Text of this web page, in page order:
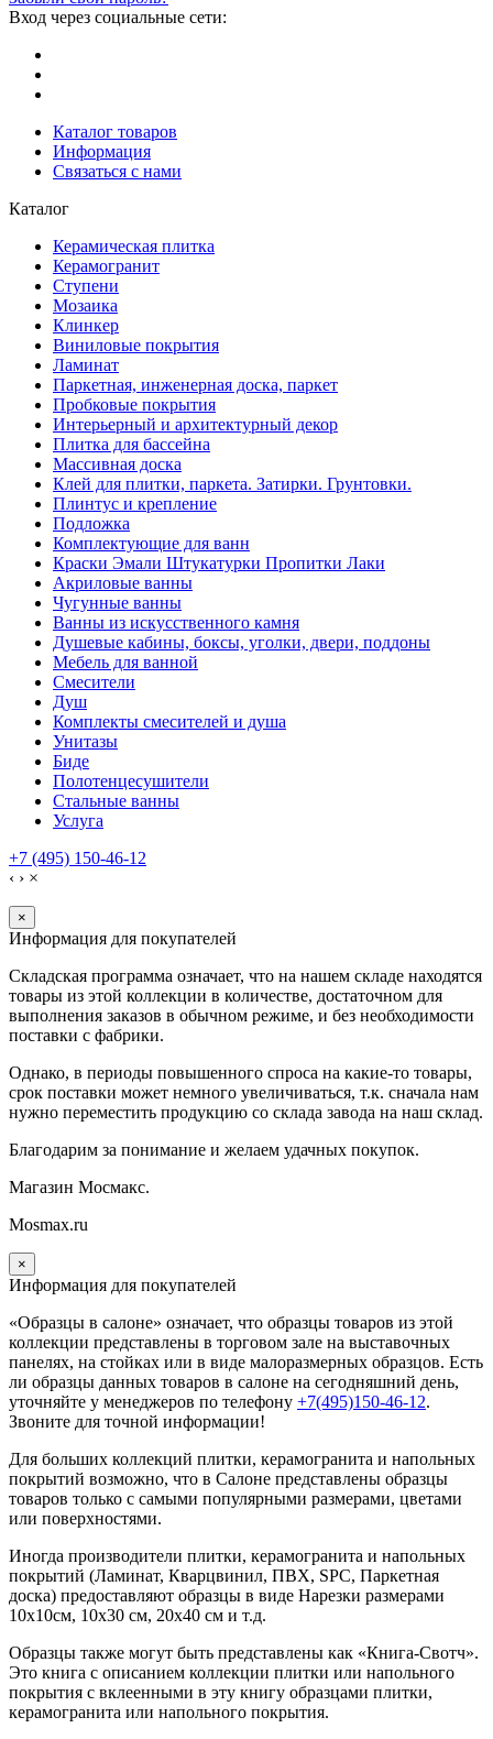
Вход через социальные сети:
Каталог товаров
Информация
Связаться с нами
Каталог
Керамическая плитка
Керамогранит
Ступени
Мозаика
Клинкер
Виниловые покрытия
Ламинат
Паркетная, инженерная доска, паркет
Пробковые покрытия
Интерьерный и архитектурный декор
Плитка для бассейна
Массивная доска
Клей для плитки, паркета. Затирки. Грунтовки.
Плинтус и крепление
Подложка
Комплектующие для ванн
Краски Эмали Штукатурки Пропитки Лаки
Акриловые ванны
Чугунные ванны
Ванны из искусственного камня
Душевые кабины, боксы, уголки, двери, поддоны
Мебель для ванной
Смесители
Душ
Комплекты смесителей и душа
Унитазы
Биде
Полотенцесушители
Стальные ванны
Услуга
+7 (495) 150-46-12
‹ › ×
×
Информация для покупателей
Складская программа означает, что на нашем складе находятся
товары из этой коллекции в количестве, достаточном для
выполнения заказов в обычном режиме, и без необходимости
поставки с фабрики.
Однако, в периоды повышенного спроса на какие-то товары,
срок поставки может немного увеличиваться, т.к. сначала нам
нужно переместить продукцию со склада завода на наш склад.
Благодарим за понимание и желаем удачных покупок.
Магазин Мосмакс.
Mosmax.ru
×
Информация для покупателей
«Образцы в салоне» означает, что образцы товаров из этой
коллекции представлены в торговом зале на выставочных
панелях, на стойках или в виде малоразмерных образцов. Есть
ли образцы данных товаров в салоне на сегодняшний день,
уточняйте у менеджеров по телефону +7(495)150-46-12.
Звоните для точной информации!
Для больших коллекций плитки, керамогранита и напольных
покрытий возможно, что в Салоне представлены образцы
товаров только с самыми популярными размерами, цветами
или поверхностями.
Иногда производители плитки, керамогранита и напольных
покрытий (Ламинат, Кварцвинил, ПВХ, SPC, Паркетная
доска) предоставляют образцы в виде Нарезки размерами
10х10см, 10х30 см, 20х40 см и т.д.
Образцы также могут быть представлены как «Книга-Свотч».
Это книга с описанием коллекции плитки или напольного
покрытия с вклеенными в эту книгу образцами плитки,
керамогранита или напольного покрытия.